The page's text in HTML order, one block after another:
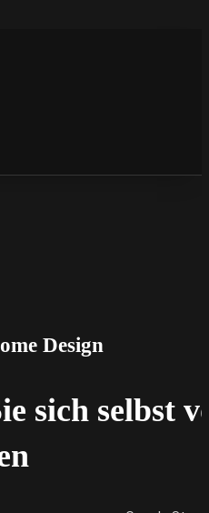
Design
sich selbst